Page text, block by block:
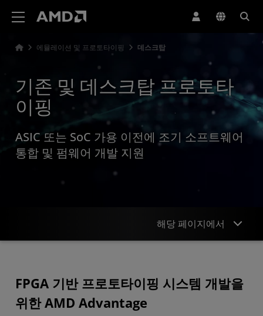
에뮬레이션 및 프로토타이핑 데스크탑
기존 및 데스크탑 프로토타
이핑
ASIC 또는 SoC 가용 이전에 조기 소프트웨어
통합 및 펌웨어 개발 지원
해당 페이지에서
디자인 예제
FPGA 기반 프로토타이핑 시스템 개발을
위한 AMD Advantage